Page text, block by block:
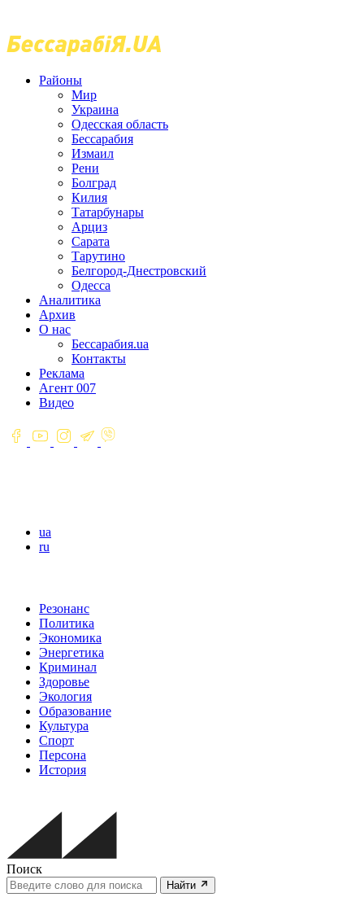
Районы
Мир
Украина
Одесская область
Бессарабия
Измаил
Рени
Болград
Килия
Татарбунары
Арциз
Сарата
Тарутино
Белгород-Днестровский
Одесса
Аналитика
Архив
О нас
Бессарабия.ua
Контакты
Реклама
Агент 007
Видео
ua
ru
Резонанс
Политика
Экономика
Энергетика
Криминал
Здоровье
Экология
Образование
Культура
Спорт
Персона
История
Поиск
Найти